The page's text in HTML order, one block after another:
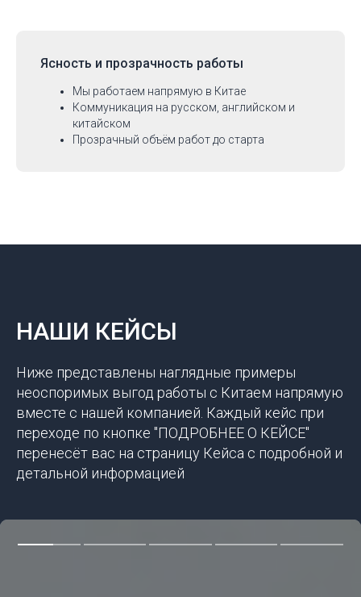
Ясность и прозрачность работы
Мы работаем напрямую в Китае
Коммуникация на русском, английском и
китайском
Прозрачный объём работ до старта
НАШИ КЕЙСЫ
Ниже представлены наглядные примеры
неоспоримых выгод работы с Китаем напрямую
вместе с нашей компанией. Каждый кейс при
переходе по кнопке "ПОДРОБНЕЕ О КЕЙСЕ"
перенесёт вас на страницу Кейса с подробной и
детальной информацией